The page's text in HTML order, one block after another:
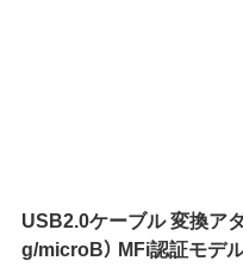
USB2.0ケーブル 変換ア
g/microB） MFi認証モデ